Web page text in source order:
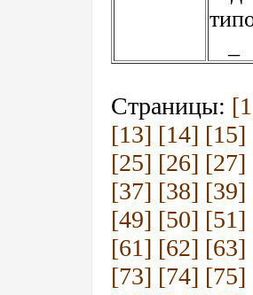
Страницы:
[13] [14] [15]
[25] [26] [27]
[37] [38] [39]
[49] [50] [51]
[61] [62] [63]
[73] [74] [75]